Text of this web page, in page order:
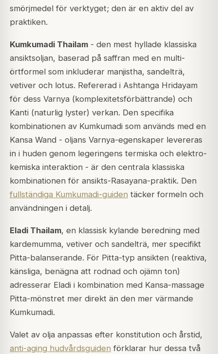
smörjmedel för verktyget; den är en aktiv del av
praktiken.
Kumkumadi Thailam - den mest hyllade klassiska
ansiktsoljan, baserad på saffran med en multi-
örtformel som inkluderar manjistha, sandelträ,
vetiver och lotus. Refererad i Ashtanga Hridayam
för dess Varnya (komplexitetsförbättrande) och
Kanti (naturlig lyster) verkan. Den specifika
kombinationen av Kumkumadi som används med en
Kansa Wand - oljans Varnya-egenskaper levereras
in i huden genom legeringens termiska och elektro-
kemiska interaktion - är den centrala klassiska
kombinationen för ansikts-Rasayana-praktik. Den
fullständiga Kumkumadi-guiden täcker formeln och
användningen i detalj.
Eladi Thailam, en klassisk kylande beredning med
kardemumma, vetiver och sandelträ, mer specifikt
Pitta-balanserande. För Pitta-typ ansikten (reaktiva,
känsliga, benägna att rodnad och ojämn ton)
adresserar Eladi i kombination med Kansa-massage
Pitta-mönstret mer direkt än den mer värmande
Kumkumadi.
Valet av olja anpassas efter konstitution och årstid,
anti-aging hudvårdsguiden förklarar hur dessa två